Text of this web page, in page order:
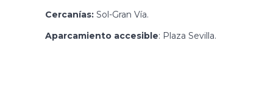
Cercanías: Sol-Gran Vía.
Aparcamiento accesible: Plaza Sevilla.